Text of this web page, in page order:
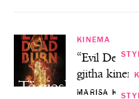
KINEMA
“Evil Dead
gjitha
MARISA
Të gjesh fustanin